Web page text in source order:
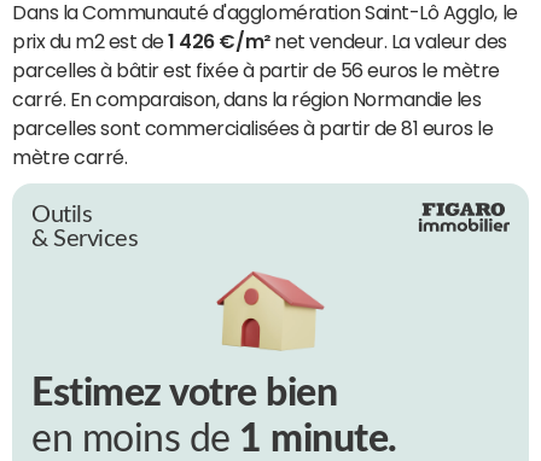
Dans la Communauté d'agglomération Saint-Lô Agglo, le
prix du m2 est de1 426 €/m²net vendeur. La valeur des
parcelles à bâtir est fixée à partir de 56 euros le mètre
carré. En comparaison, dans la région Normandie les
parcelles sont commercialisées à partir de 81 euros le
mètre carré.
Outils
& Services
Estimez votre bien
en moins de 1 minute.